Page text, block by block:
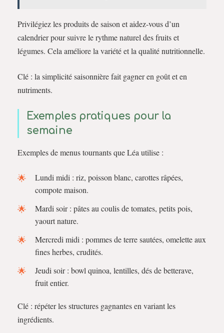
Privilégiez les produits de saison et aidez-vous d’un
calendrier pour suivre le rythme naturel des fruits et
légumes. Cela améliore la variété et la qualité nutritionnelle.
Clé : la simplicité saisonnière fait gagner en goût et en
nutriments.
Exemples pratiques pour la
semaine
Exemples de menus tournants que Léa utilise :
Lundi midi : riz, poisson blanc, carottes râpées,
compote maison.
Mardi soir : pâtes au coulis de tomates, petits pois,
yaourt nature.
Mercredi midi : pommes de terre sautées, omelette aux
fines herbes, crudités.
Jeudi soir : bowl quinoa, lentilles, dés de betterave,
fruit entier.
Clé : répéter les structures gagnantes en variant les
ingrédients.